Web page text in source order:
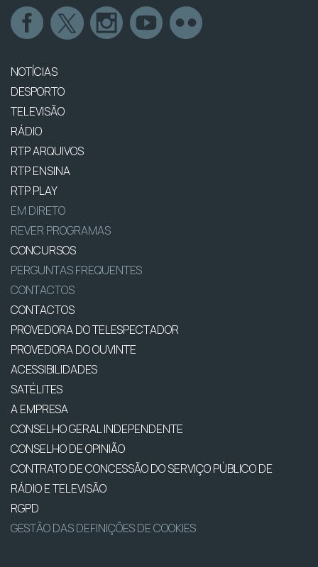
NOTÍCIAS
DESPORTO
TELEVISÃO
RÁDIO
RTP ARQUIVOS
RTP ENSINA
RTP PLAY
EM DIRETO
REVER PROGRAMAS
CONCURSOS
PERGUNTAS FREQUENTES
CONTACTOS
CONTACTOS
PROVEDORA DO TELESPECTADOR
PROVEDORA DO OUVINTE
ACESSIBILIDADES
SATÉLITES
A EMPRESA
CONSELHO GERAL INDEPENDENTE
CONSELHO DE OPINIÃO
CONTRATO DE CONCESSÃO DO SERVIÇO PÚBLICO DE
RÁDIO E TELEVISÃO
RGPD
GESTÃO DAS DEFINIÇÕES DE COOKIES